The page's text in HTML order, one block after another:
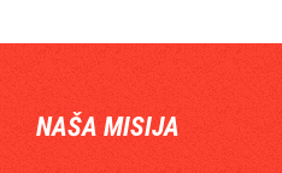
NAŠA MISIJA